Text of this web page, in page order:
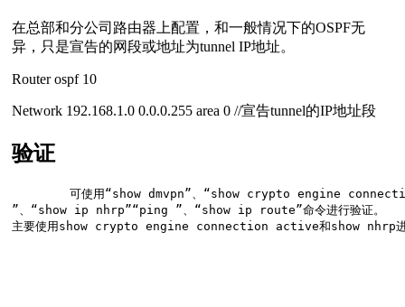
在总部和分公司路由器上配置，和一般情况下的OSPF无
异，只是宣告的网段或地址为tunnel IP地址。
Router ospf 10
Network 192.168.1.0 0.0.0.255 area 0 //宣告tunnel的IP地址段
验证
可使用“show dmvpn”、“show crypto engine
”、“show ip nhrp”“ping ”、“show ip route”命令进行验证。
主要使用show crypto engine connection active和show nhrp进行